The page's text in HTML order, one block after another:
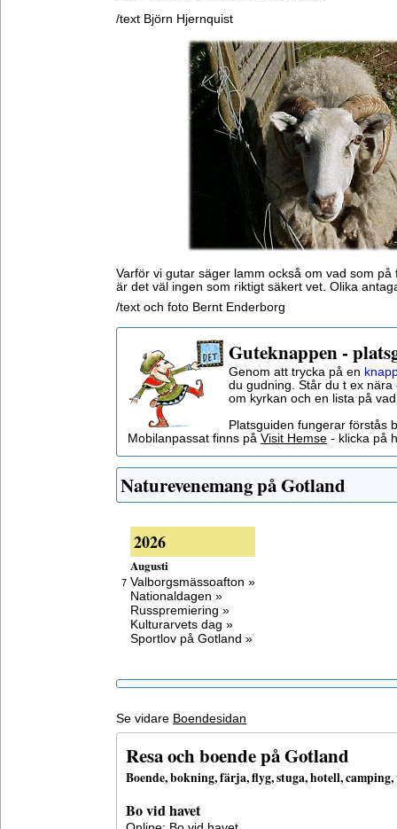
/text Björn Hjernquist
Varför vi gutar säger lamm också om vad som
är det väl ingen som riktigt säkert vet. Olika
/text och foto Bernt Enderborg
Guteknappen -
Genom att trycka på en
du gudning. Står du t ex
om kyrkan och en lista på
Platsguiden fungerar förstås
Mobilanpassat finns på Visit Hemse - klicka på
Naturevenemang på Gotland
2026
Augusti
7 Valborgsmässoafton »
Nationaldagen »
Russpremiering »
Kulturarvets dag »
Sportlov på Gotland »
Se vidare Boendesidan
Resa och boende på Gotland
Boende, bokning, färja, flyg, stuga, hotell,
Bo vid havet